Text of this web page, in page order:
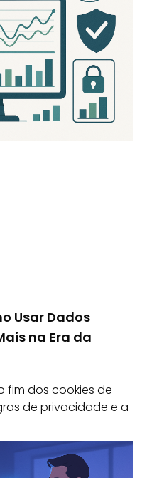
Usar Dados
na Era da
fim dos cookies de
de privacidade e a